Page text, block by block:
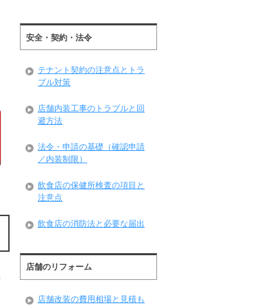
安全・契約・法令
テナント契約の注意点とトラ
ブル対策
店舗内装工事のトラブルと回
避方法
法令・申請の基礎（確認申請
／内装制限）
飲食店の保健所検査の項目と
注意点
飲食店の消防法と必要な届出
店舗のリフォーム
店舗改装の費用相場と見積も